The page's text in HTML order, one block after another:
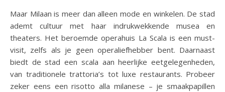
Maar Milaan is meer dan alleen mode en winkelen. De stad
ademt cultuur met haar indrukwekkende musea en
theaters. Het beroemde operahuis La Scala is een must-
visit, zelfs als je geen operaliefhebber bent. Daarnaast
biedt de stad een scala aan heerlijke eetgelegenheden,
van traditionele trattoria’s tot luxe restaurants. Probeer
zeker eens een risotto alla milanese – je smaakpapillen